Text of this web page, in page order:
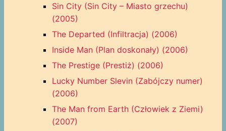
Sin City (Sin City – Miasto grzechu)
(2005)
The Departed (Infiltracja) (2006)
Inside Man (Plan doskonały) (2006)
The Prestige (Prestiż) (2006)
Lucky Number Slevin (Zabójczy numer)
(2006)
The Man from Earth (Człowiek z Ziemi)
(2007)